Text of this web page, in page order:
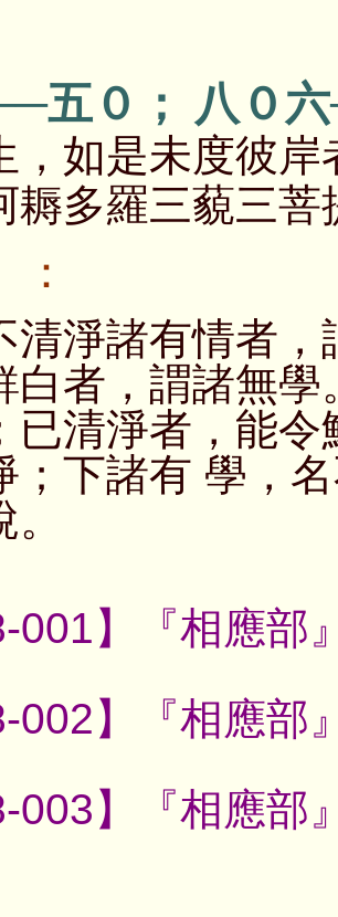
五０； 八０
，如是未度彼岸
耨多羅三藐三
諸有情者，
白者，謂諸無
已清淨者，能
；下諸有 學，
】
『相應
】
『相應
】
『相應